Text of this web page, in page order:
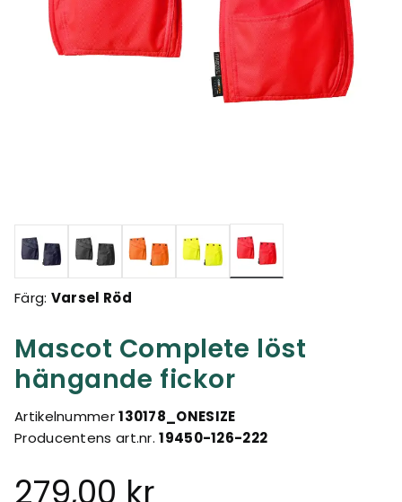
Mascot Complete löst
hängande fickor
Artikelnummer130178_ONESIZE
Producentens art.nr.19450-126-222
279,00 kr
Valda
Färg: Varsel Röd